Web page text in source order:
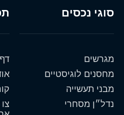
סוגי נכסים
מגרשים
מחסנים לוגיסטיים
מבני תעשייה
נדל״ן מסחרי